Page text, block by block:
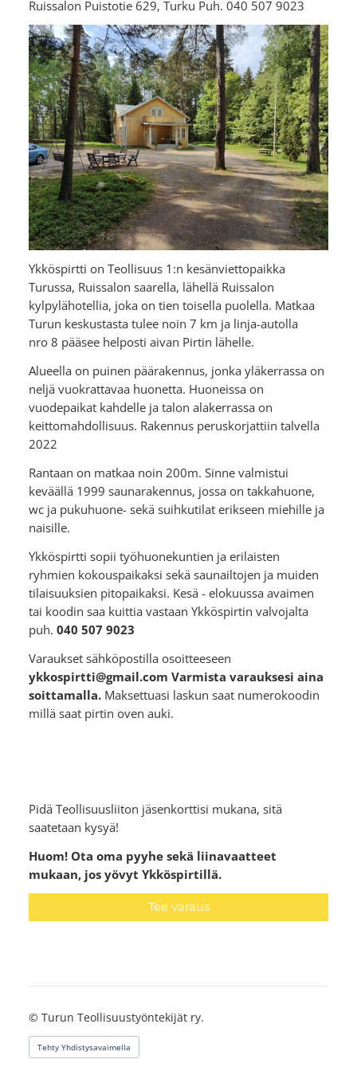
Ruissalon Puistotie 629, Turku Puh. 040 507 9023
Ykköspirtti on Teollisuus 1:n kesänviettopaikka
Turussa, Ruissalon saarella, lähellä Ruissalon
kylpylähotellia, joka on tien toisella puolella. Matkaa
Turun keskustasta tulee noin 7 km ja linja-autolla
nro 8 pääsee helposti aivan Pirtin lähelle.
Alueella on puinen päärakennus, jonka yläkerrassa on
neljä vuokrattavaa huonetta. Huoneissa on
vuodepaikat kahdelle ja talon alakerrassa on
keittomahdollisuus. Rakennus peruskorjattiin talvella
2022
Rantaan on matkaa noin 200m. Sinne valmistui
keväällä 1999 saunarakennus, jossa on takkahuone,
wc ja pukuhuone- sekä suihkutilat erikseen miehille ja
naisille.
Ykköspirtti sopii työhuonekuntien ja erilaisten
ryhmien kokouspaikaksi sekä saunailtojen ja muiden
tilaisuuksien pitopaikaksi. Kesä - elokuussa avaimen
tai koodin saa kuittia vastaan Ykköspirtin valvojalta
puh. 040 507 9023
Varaukset sähköpostilla osoitteeseen
ykkospirtti@gmail.com Varmista varauksesi aina
soittamalla.Maksettuasi laskun saat numerokoodin
millä saat pirtin oven auki.
Pidä Teollisuusliiton jäsenkorttisi mukana, sitä
saatetaan kysyä!
Huom! Ota oma pyyhe sekä liinavaatteet
mukaan, jos yövyt Ykköspirtillä.
Tee varaus
© Turun Teollisuustyöntekijät ry.
Tehty Yhdistysavaimella